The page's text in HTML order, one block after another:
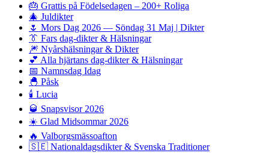
🎂 Grattis på Födelsedagen – 200+ Roliga
🎄 Juldikter
🌷 Mors Dag 2026 — Söndag 31 Maj | Dikter
👔 Fars dag-dikter & Hälsningar
🎆 Nyårshälsningar & Dikter
💕 Alla hjärtans dag-dikter & Hälsningar
📅 Namnsdag Idag
🐣 Påsk
🕯️ Lucia
🥃 Snapsvisor 2026
☀️ Glad Midsommar 2026
🔥 Valborgsmässoafton
🇸🇪 Nationaldagsdikter & Svenska Traditioner